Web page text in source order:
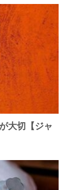
大切【ジャ